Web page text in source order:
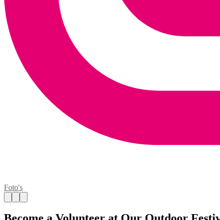
Foto's